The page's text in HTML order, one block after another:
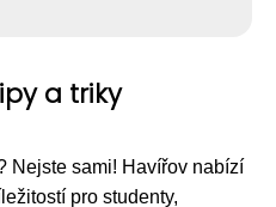
a triky
Nejste sami! Havířov nabízí
pro studenty,